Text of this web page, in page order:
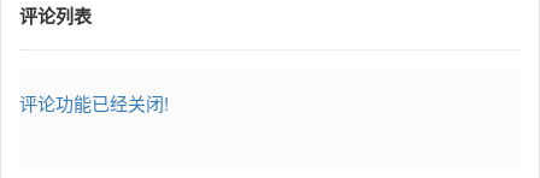
评论列表
评论功能已经关闭!